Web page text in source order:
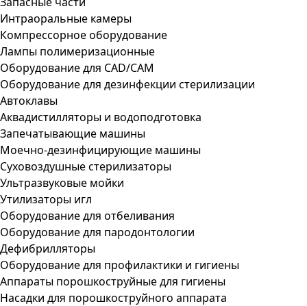
Интраоральные камеры
Компрессорное оборудование
Лампы полимеризационные
Оборудование для CAD/CAM
Оборудование для дезинфекции стерилизации
Автоклавы
Аквадистилляторы и водоподготовка
Запечатывающие машины
Моечно-дезинфицирующие машины
Суховоздушные стерилизаторы
Ультразвуковые мойки
Утилизаторы игл
Оборудование для отбеливания
Оборудование для пародонтологии
Дефибрилляторы
Оборудование для профилактики и гигиены
Аппараты порошкоструйные для гигиены
Насадки для порошкоструйного аппарата